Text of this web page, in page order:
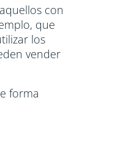
con
que
los
vender
forma